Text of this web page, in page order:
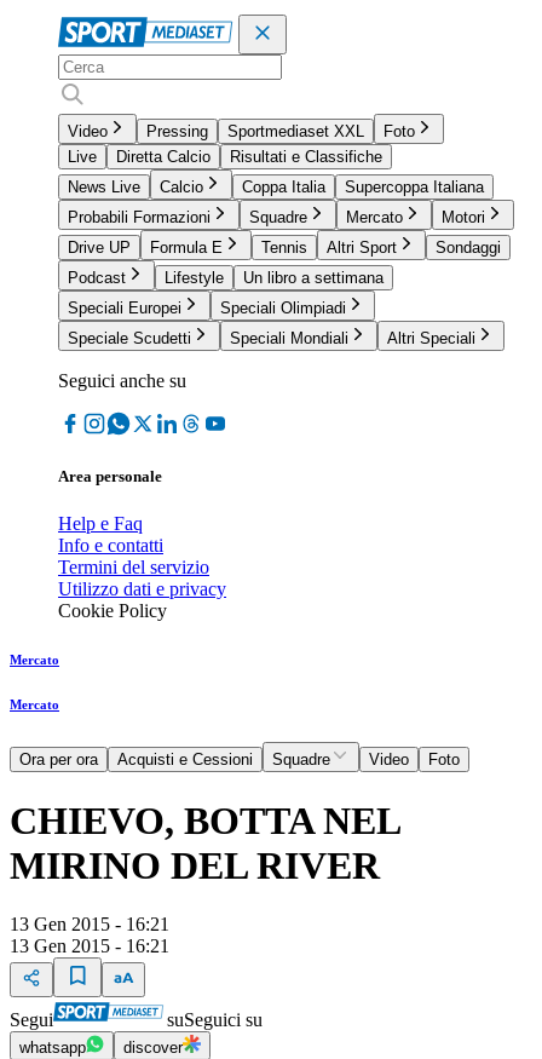
Video Pressing Sportmediaset XXL
Foto
Live
Diretta Calcio
Risultati e Classifiche
News Live
Calcio Coppa Italia
Supercoppa Italiana
Probabili Formazioni
Squadre Mercato
Motori
Drive UP
Formula E Tennis Altri Sport
Sondaggi
Podcast
Lifestyle
Un libro a settimana
Speciali Europei
Speciali Olimpiadi
Speciale Scudetti
Speciali Mondiali Altri Speciali
Seguici anche su
Area personale
Help e Faq
Info e contatti
Termini del servizio
Utilizzo dati e privacy
Cookie Policy
Mercato
Mercato
Ora per ora Acquisti e Cessioni Squadre Video Foto
CHIEVO, BOTTA NEL
MIRINO DEL RIVER
13 Gen 2015 - 16:21
13 Gen 2015 - 16:21
Segui suSeguici su
whatsapp discover